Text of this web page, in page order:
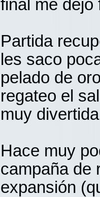
final me dejó
Partida
les saco
pelado de
regateo el
muy
Hace muy
campaña de
expansión